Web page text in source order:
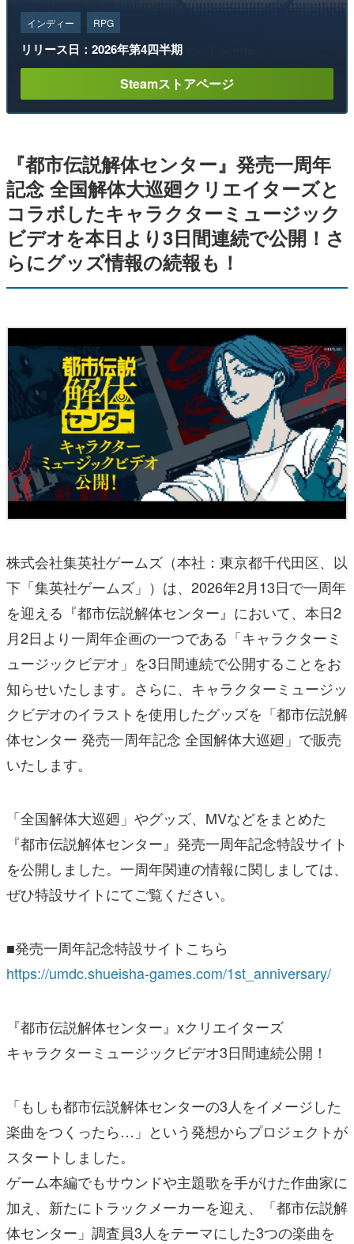
インディー RPG
リリース日：2026年第4四半期
Steamストアページ
『都市伝説解体センター』発売一周年
記念 全国解体大巡廻クリエイターズと
コラボしたキャラクターミュージック
ビデオを本日より3日間連続で公開！さ
らにグッズ情報の続報も！
株式会社集英社ゲームズ（本社：東京都千代田区、以
下「集英社ゲームズ」）は、2026年2月13日で一周年
を迎える『都市伝説解体センター』において、本日2
月2日より一周年企画の一つである「キャラクターミ
ュージックビデオ」を3日間連続で公開することをお
知らせいたします。さらに、キャラクターミュージッ
クビデオのイラストを使用したグッズを「都市伝説解
体センター 発売一周年記念 全国解体大巡廻」で販売
いたします。
「全国解体大巡廻」やグッズ、MVなどをまとめた
『都市伝説解体センター』発売一周年記念特設サイト
を公開しました。一周年関連の情報に関しましては、
ぜひ特設サイトにてご覧ください。
■発売一周年記念特設サイトこちら
https://umdc.shueisha-games.com/1st_anniversary/
『都市伝説解体センター』xクリエイターズ
キャラクターミュージックビデオ3日間連続公開！
「もしも都市伝説解体センターの3人をイメージした
楽曲をつくったら…」という発想からプロジェクトが
スタートしました。
ゲーム本編でもサウンドや主題歌を手がけた作曲家に
加え、新たにトラックメーカーを迎え、「都市伝説解
体センター」調査員3人をテーマにした3つの楽曲を